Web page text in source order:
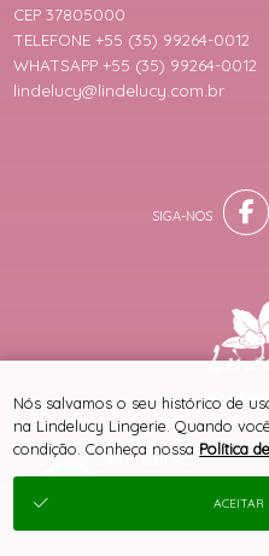
SITE 100% SEGURO
CEP 37805000
TELEFONE +55 (35) 99264-0012
WHATSAPP +55 (35) 99264-0012
lindelucy@lindelucy.com.br
® TODOS
Nós salvamos o seu histórico de
na Lindelucy Lingerie. Quando
condição. Conheça nossa Política
ACEITAR